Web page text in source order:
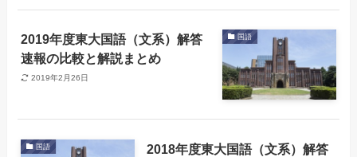
国語
2019年度東大国語（文系）解答
速報の比較と解説まとめ
2019年2月26日
国語
2018年度東大国語（文系）解答